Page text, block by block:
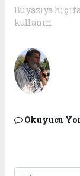
Bu yazıya hiç
kullanın.
Okuyucu